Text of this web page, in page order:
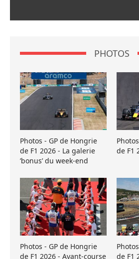
PHOTOS
Photos - GP de Hongrie
de F1 2026 - La galerie
’bonus’ du week-end
de F1
Photos - GP de Hongrie
de F1 2026 - Avant-course
de F1